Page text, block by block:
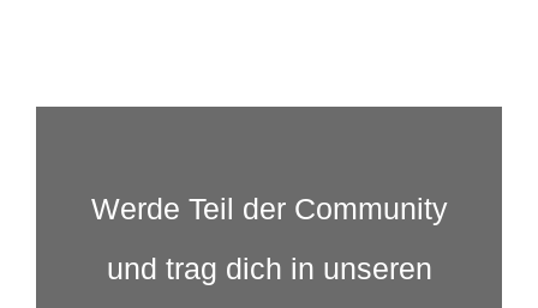
Werde Teil der Community
und trag dich in unseren